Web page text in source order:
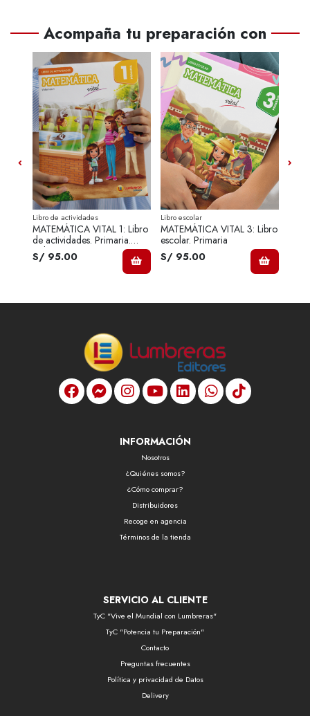
Acompaña tu preparación con
Libro de actividades
MATEMÁTICA VITAL 1: Libro
de actividades. Primaria.
Volumen 1
S/ 95.00
Libro escolar
MATEMÁTICA VITAL 3: Libro
escolar. Primaria
S/ 95.00
INFORMACIÓN
Nosotros
¿Quiénes somos?
¿Cómo comprar?
Distribuidores
Recoge en agencia
Términos de la tienda
SERVICIO AL CLIENTE
TyC "Vive el Mundial con Lumbreras"
TyC "Potencia tu Preparación"
Contacto
Preguntas frecuentes
Política y privacidad de Datos
Delivery